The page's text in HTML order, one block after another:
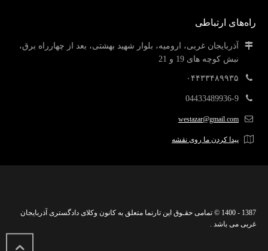
راه‌های ارتباطی
آذربایجان غربی، ارومیه، بلوار شهید بهشتی، بعد از چهارراه برق،
نبش کوچه های 19 و 21
۰۴۴۳۳۴۸۹۹۳۵
04433489936-9
westazar@gmail.com
پیدا کردن ما روی نقشه
1387 - 1400 © تمامی حقـوق این تارنما متعلق به کانون وکلای دادگستری آذربایجان
غربی می باشد .